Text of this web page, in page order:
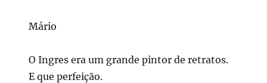
Mário
O Ingres era um grande pintor de retratos.
E que perfeição.